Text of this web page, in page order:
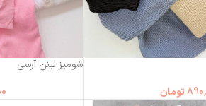
تومان
شومیز لینن آرسی